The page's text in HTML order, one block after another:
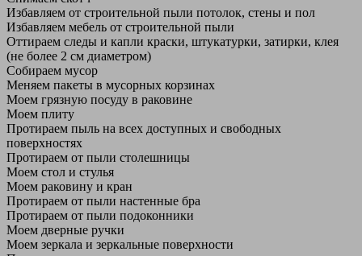
Избавляем от строительной пыли потолок, стены и пол
Избавляем мебель от строительной пыли
Оттираем следы и капли краски, штукатурки, затирки, клея
(не более 2 см диаметром)
Собираем мусор
Меняем пакеты в мусорных корзинах
Моем грязную посуду в раковине
Моем плиту
Протираем пыль на всех доступных и свободных
поверхностях
Протираем от пыли столешницы
Моем стол и стулья
Моем раковину и кран
Протираем от пыли настенные бра
Протираем от пыли подоконники
Моем дверные ручки
Моем зеркала и зеркальные поверхности